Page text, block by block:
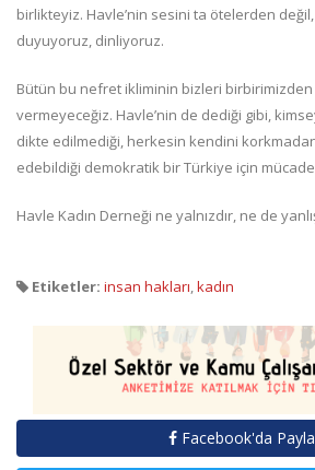
birlikteyiz. Havle’nin sesini ta ötelerden
duyuyoruz, dinliyoruz.
Bütün bu nefret ikliminin bizleri birbirimizden
vermeyeceğiz. Havle’nin de dediği gibi,
dikte edilmediği, herkesin kendini
edebildiği demokratik bir Türkiye için
Havle Kadın Derneği ne yalnızdır, ne de
Etiketler: insan hakları,kadın
Facebook'da